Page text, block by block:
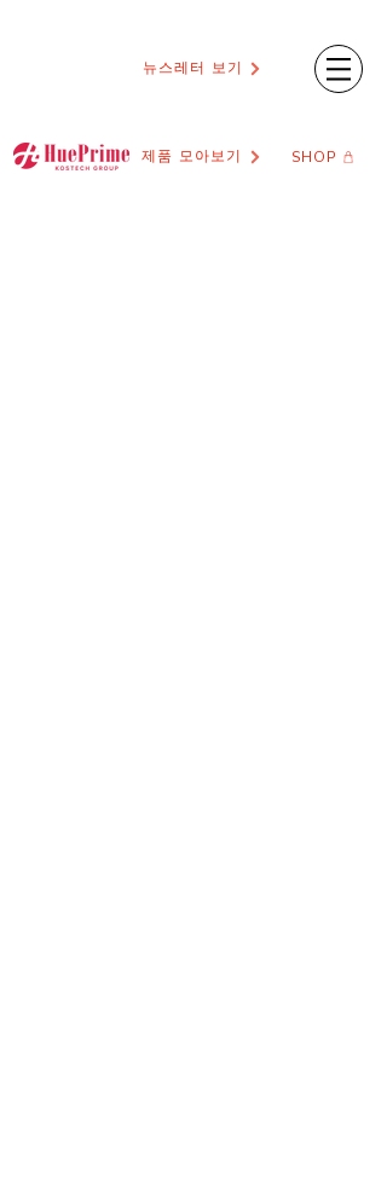
뉴스레터 보기
제품 모아보기 SHOP